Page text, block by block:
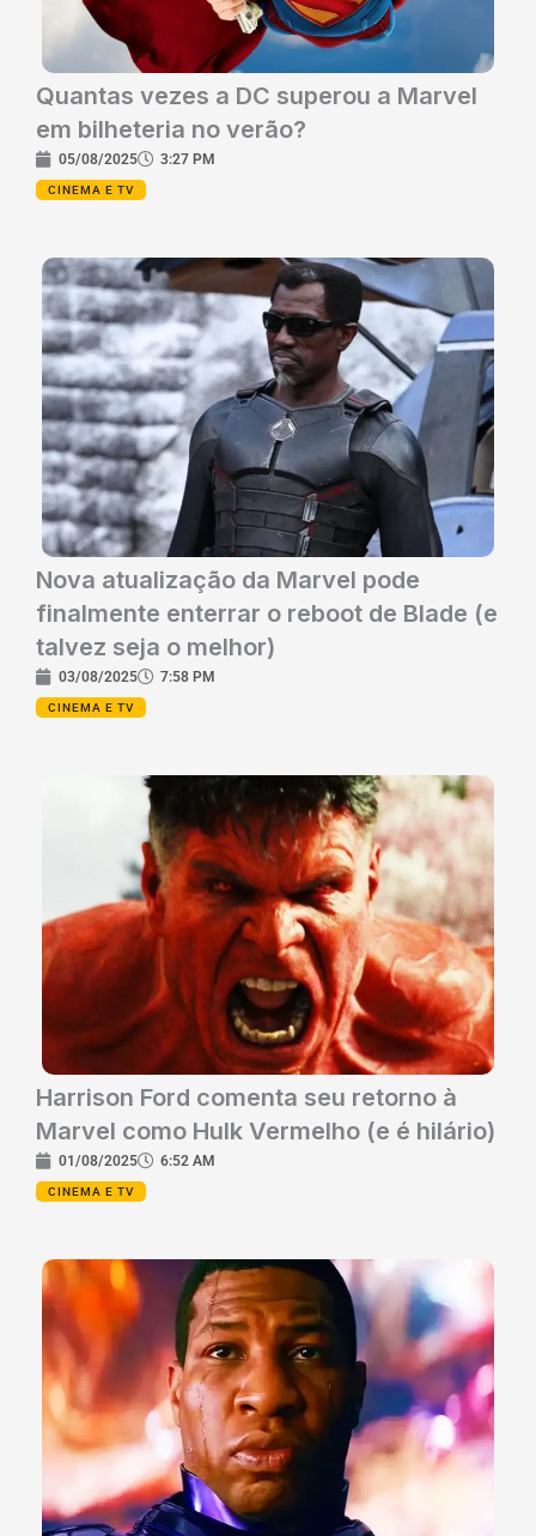
Quantas vezes a DC superou a Marvel
em bilheteria no verão?
05/08/2025 3:27 PM
CINEMA E TV
Nova atualização da Marvel pode
finalmente enterrar o reboot de Blade (e
talvez seja o melhor)
03/08/2025 7:58 PM
CINEMA E TV
Harrison Ford comenta seu retorno à
Marvel como Hulk Vermelho (e é hilário)
01/08/2025 6:52 AM
CINEMA E TV